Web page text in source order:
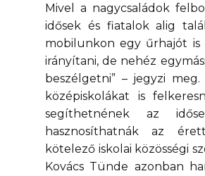
Mivel a nagycsaládok
idősek és fiatalok alig
mobilunkon egy űrhajót
irányítani, de nehéz
beszélgetni” – jegyzi
középiskolákat is
segíthetnének az
hasznosíthatnák az
kötelező iskolai közösségi
Kovács Tünde azonban